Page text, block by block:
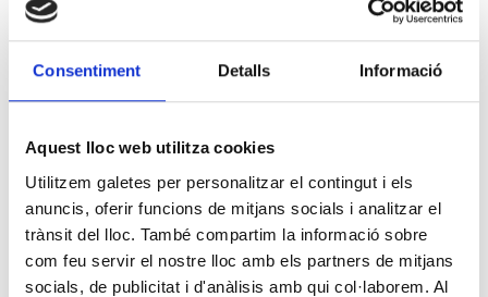
Consentiment Detalls Informació
Aquest lloc web utilitza cookies
Utilitzem galetes per personalitzar el contingut i els
anuncis, oferir funcions de mitjans socials i analitzar el
trànsit del lloc. També compartim la informació sobre
com feu servir el nostre lloc amb els partners de mitjans
socials, de publicitat i d'anàlisis amb qui col·laborem. Al
1M a Terres de l'Ebre